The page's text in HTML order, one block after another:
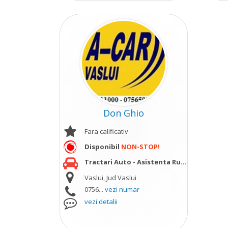
Don Ghio
Fara calificativ
Disponibil NON-STOP!
Tractari Auto - Asistenta Rutiera
Vaslui, Jud Vaslui
0756... vezi numar
vezi detalii